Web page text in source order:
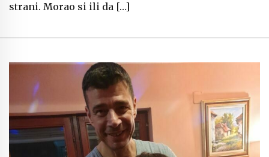
strani. Morao si ili da […]